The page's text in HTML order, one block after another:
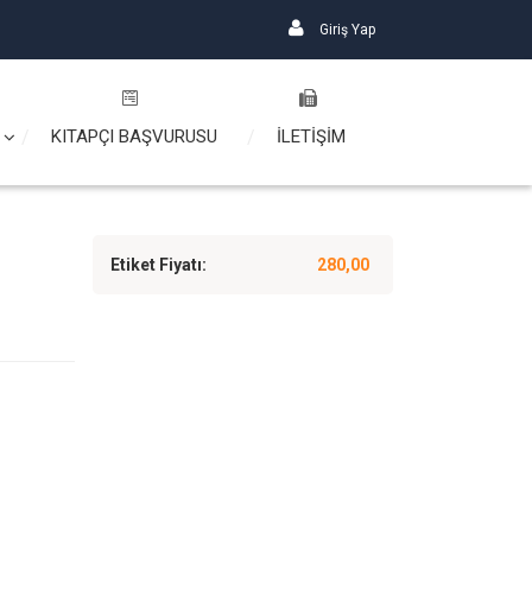
Giriş Yap
KITAPÇI BAŞVURUSU İLETİŞİM
Etiket Fiyatı: 280,00